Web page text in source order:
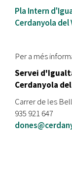
Pla Intern
Cerdanyola del
Per a més
Servei
Cerdanyola
Carrer de les
935 921 647